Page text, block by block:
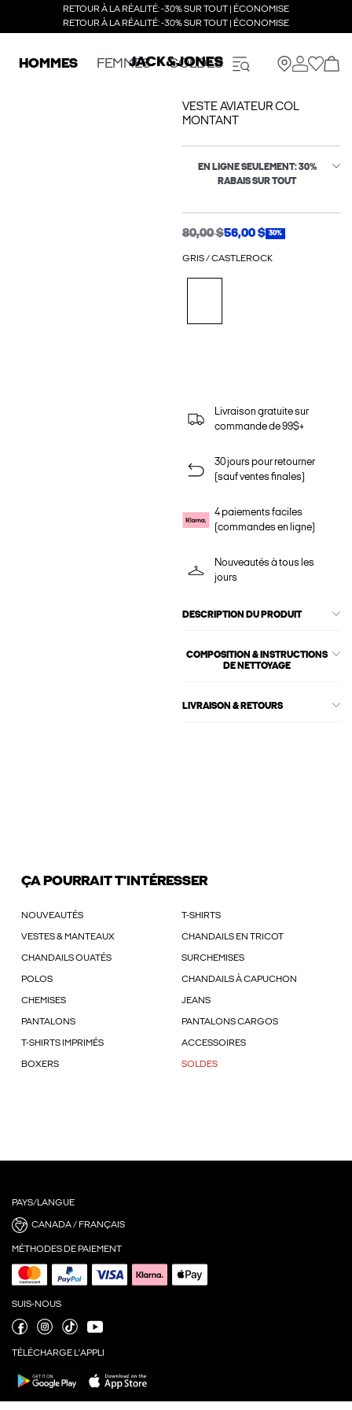
RETOUR À LA RÉALITÉ: -30% SUR TOUT | ÉCONOMISE
RETOUR À LA RÉALITÉ: -30% SUR TOUT | ÉCONOMISE
HOMMES FEMMES SOLDES
VESTE AVIATEUR COL
MONTANT
EN LIGNE SEULEMENT: 30%
RABAIS SUR TOUT
80,00 $56,00 $ 30%
GRIS / CASTLEROCK
Livraison gratuite sur
commande de 99$+
30 jours pour retourner
(sauf ventes finales)
4 paiements faciles
(commandes en ligne)
Nouveautés à tous les
jours
DESCRIPTION DU PRODUIT
COMPOSITION & INSTRUCTIONS
DE NETTOYAGE
LIVRAISON & RETOURS
ÇA POURRAIT T'INTÉRESSER
NOUVEAUTÉS T-SHIRTS
VESTES & MANTEAUX CHANDAILS EN TRICOT
CHANDAILS OUATÉS SURCHEMISES
POLOS CHANDAILS À CAPUCHON
CHEMISES JEANS
PANTALONS PANTALONS CARGOS
T-SHIRTS IMPRIMÉS ACCESSOIRES
BOXERS SOLDES
PAYS/LANGUE
CANADA / FRANÇAIS
MÉTHODES DE PAIEMENT
SUIS-NOUS
TÉLÉCHARGE L'APPLI